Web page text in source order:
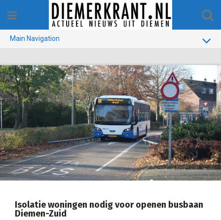
content
Main Navigation
GEMEENTE
1970-1990
VERKIEZINGEN
COLOFON
Isolatie woningen nodig voor openen busbaan
Diemen-Zuid